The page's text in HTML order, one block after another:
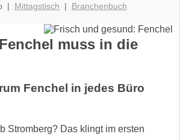
| Mittagstisch | Branchenbuch
muss in die
Fenchel in jedes Büro
Stromberg? Das klingt im ersten